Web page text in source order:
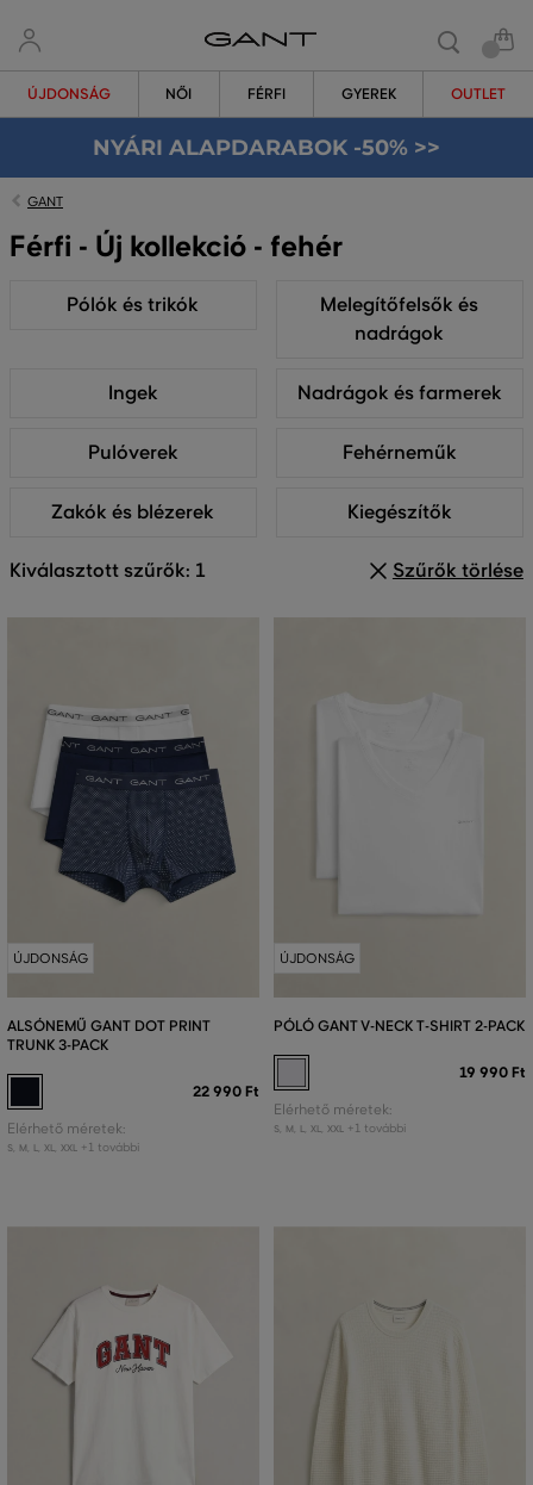
ÚJDONSÁG NŐI FÉRFI GYEREK OUTLET
NYÁRI ALAPDARABOK -50% >>
GANT
Férfi - Új kollekció - fehér
Pólók és trikók
Melegítőfelsők és
nadrágok
Ingek Nadrágok és farmerek
Pulóverek Fehérneműk
Zakók és blézerek Kiegészítők
Kiválasztott szűrők: 1 Szűrők törlése
ÚJDONSÁG
ALSÓNEMŰ GANT DOT PRINT
TRUNK 3-PACK
22 990 Ft
Elérhető méretek:
S, M L XL XXL +1 további
ÚJDONSÁG
PÓLÓ GANT V-NECK T-SHIRT 2-PACK
19 990 Ft
Elérhető méretek:
S, M L XL XXL +1 további